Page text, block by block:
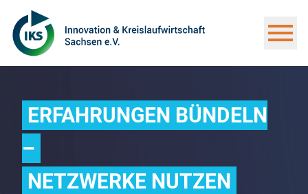
ERFAHRUNGEN BÜNDELN
–
NETZWERKE NUTZEN